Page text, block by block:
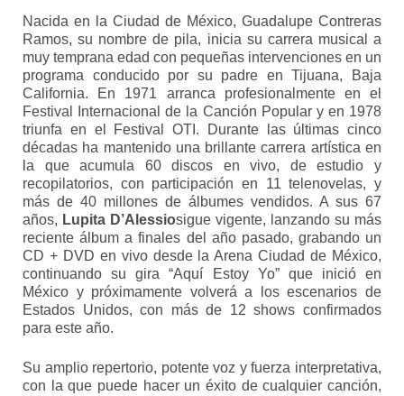
Nacida en la Ciudad de México, Guadalupe Contreras
Ramos, su nombre de pila, inicia su carrera musical a
muy temprana edad con pequeñas intervenciones en un
programa conducido por su padre en Tijuana, Baja
California. En 1971 arranca profesionalmente en el
Festival Internacional de la Canción Popular y en 1978
triunfa en el Festival OTI. Durante las últimas cinco
décadas ha mantenido una brillante carrera artística en
la que acumula 60 discos en vivo, de estudio y
recopilatorios, con participación en 11 telenovelas, y
más de 40 millones de álbumes vendidos. A sus 67
años, Lupita D’Alessiosigue vigente, lanzando su más
reciente álbum a finales del año pasado, grabando un
CD + DVD en vivo desde la Arena Ciudad de México,
continuando su gira “Aquí Estoy Yo” que inició en
México y próximamente volverá a los escenarios de
Estados Unidos, con más de 12 shows confirmados
para este año.
Su amplio repertorio, potente voz y fuerza interpretativa,
con la que puede hacer un éxito de cualquier canción,